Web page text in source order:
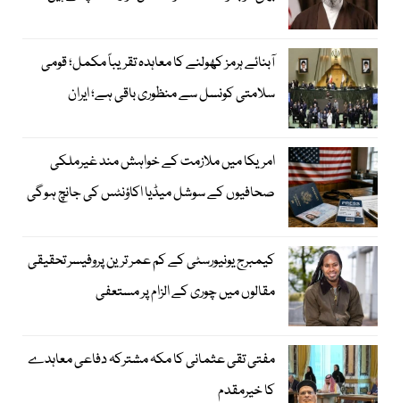
آبنائے ہرمز کھولنے کا معاہدہ تقریباً مکمل؛ قومی
سلامتی کونسل سے منظوری باقی ہے؛ ایران
امریکا میں ملازمت کے خواہش مند غیرملکی
صحافیوں کے سوشل میڈیا اکاؤنٹس کی جانچ ہوگی
کیمبرج یونیورسٹی کے کم عمر ترین پروفیسر تحقیقی
مقالوں میں چوری کے الزام پر مستعفی
مفتی تقی عثمانی کا مکہ مشترکہ دفاعی معاہدے
کا خیرمقدم